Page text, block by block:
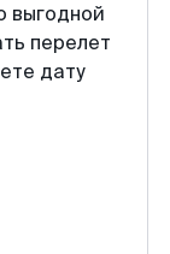
выгодной
перелет
дату